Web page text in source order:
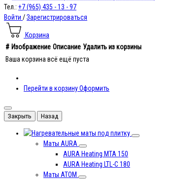
Тел.: +7 (965) 435 - 13 - 97
Войти /Зарегистрироваться
Корзина
# Изображение Описание Удалить из корзины
Ваша корзина всё ещё пуста
Перейти в корзинуОформить
Закрыть Назад
под плитку
Маты AURA
AURA Heating MTA 150
AURA Heating LTL-C 180
Маты АТОМ